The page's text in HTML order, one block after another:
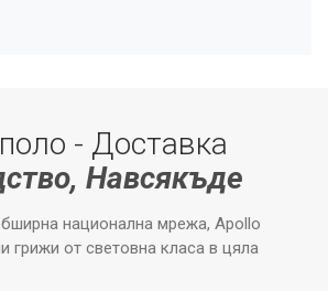
- Доставка
Навсякъде
национална мрежа, Apollo
грижи от световна класа в цяла